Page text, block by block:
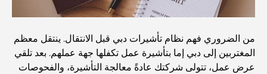
المدينة
أفضل 7 نوادي رياضية في دبي هيلز: اللياقة البدنية في أبهى
صورها
من الضروري فهم نظام تأشيرات دبي قبل الانتقال. ينتقل معظم
المغتربين إلى دبي إما بتأشيرة عمل تكفلها جهة عملهم. بعد تلقي
عرض عمل، تتولى شركتك عادةً معالجة التأشيرة، والفحوصات